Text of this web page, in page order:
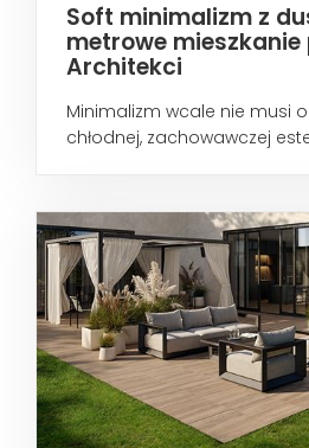
Soft minimalizm z
metrowe mieszkanie
Architekci
Minimalizm wcale nie musi
chłodnej, zachowawczej